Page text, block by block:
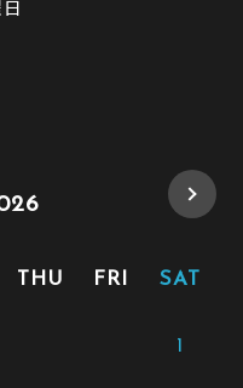
THU FRI SAT
1